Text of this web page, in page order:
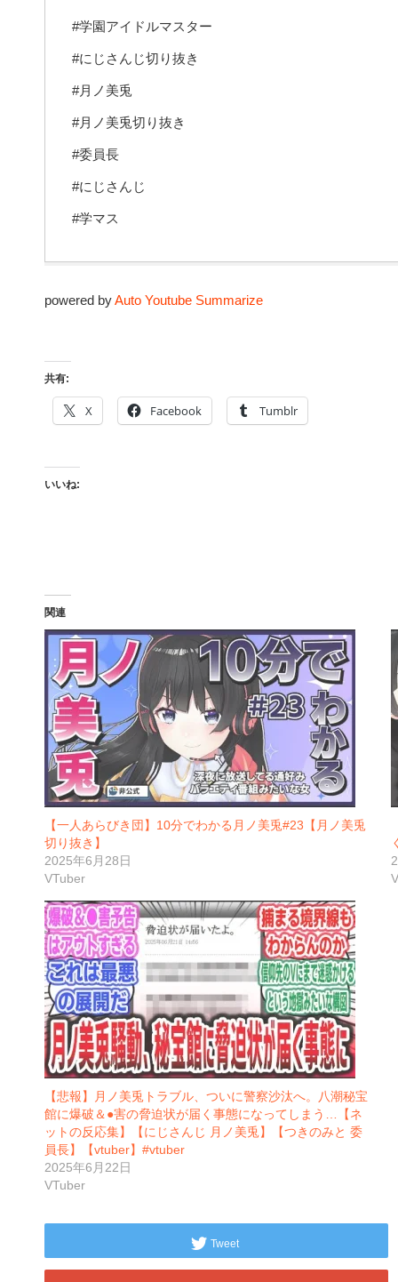
#学園アイドルマスター
#にじさんじ切り抜き
#月ノ美兎
#月ノ美兎切り抜き
#委員長
#にじさんじ
#学マス
powered byAuto Youtube Summarize
共有:
X Facebook Tumblr
いいね:
関連
【一人あらびき団】10分でわかる月ノ美兎#23【月ノ美兎
切り抜き】
2025年6月28日
VTuber
【悲報】月ノ美兎トラブル、ついに警察沙汰へ。八潮秘宝
館に爆破＆●害の脅迫状が届く事態になってしまう…【ネ
ットの反応集】【にじさんじ 月ノ美兎】【つきのみと 委
員長】【vtuber】#vtuber
2025年6月22日
VTuber
Tweet